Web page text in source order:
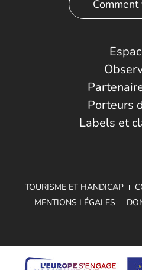
Comment
Porteurs
Labels et
TOURISME ET HANDICAP
MENTIONS LÉGALES